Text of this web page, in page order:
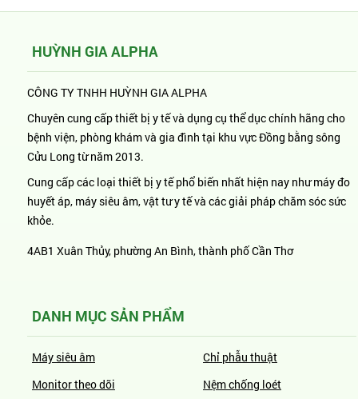
HUỲNH GIA ALPHA
CÔNG TY TNHH HUỲNH GIA ALPHA
Chuyên cung cấp thiết bị y tế và dụng cụ thể dục chính hãng cho
bệnh viện, phòng khám và gia đình tại khu vực Đồng bằng sông
Cửu Long từ năm 2013.
Cung cấp các loại thiết bị y tế phổ biến nhất hiện nay như máy đo
huyết áp, máy siêu âm, vật tư y tế và các giải pháp chăm sóc sức
khỏe.
4AB1 Xuân Thủy, phường An Bình, thành phố Cần Thơ
DANH MỤC SẢN PHẨM
Máy siêu âm
Monitor theo dõi
Chỉ phẫu thuật
Nệm chống loét